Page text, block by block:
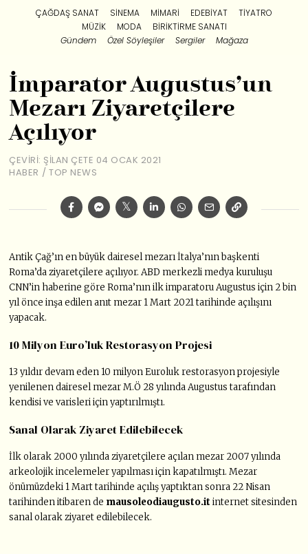
ÇAĞDAŞ SANAT SINEMA MIMARI EDEBIYAT
TIYATRO
MÜZIK
MODA
BIRIKTIRME SANATI
Gündem
Özel Söyleşiler Sergiler Mağaza
İmparator Augustus’un
Mezarı Ziyaretçilere
Açılıyor
ÇEVIRI: ŞILAN ÇETE 04 OCAK 2021
HABER / TOP NEWS
Antik Çağ’ın en büyük dairesel mezarı İtalya’nın başkenti
Roma’da ziyaretçilere açılıyor. ABD merkezli medya kuruluşu
CNN’in haberine göre Roma’nın ilk imparatoru Augustus için 2 bin
yıl önce inşa edilen anıt mezar 1 Mart 2021 tarihinde açılışını
yapacak.
10 Milyon Euro’luk Restorasyon Projesi
13 yıldır devam eden 10 milyon Euroluk restorasyon projesiyle
yenilenen dairesel mezar M.Ö 28 yılında Augustus tarafından
kendisi ve varisleri için yaptırılmıştı.
Sanal Olarak Ziyaret Edilebilecek
İlk olarak 2000 yılında ziyaretçilere açılan mezar 2007 yılında
arkeolojik incelemeler yapılması için kapatılmıştı. Mezar
önümüzdeki 1 Mart tarihinde açılış yaptıktan sonra 22 Nisan
tarihinden itibaren de mausoleodiaugusto.it internet sitesinden
sanal olarak ziyaret edilebilecek.